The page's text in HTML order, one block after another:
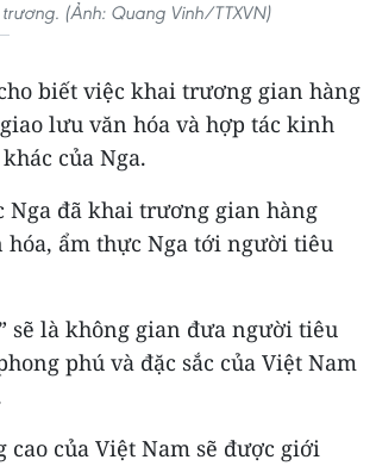
(Ảnh: Quang Vinh/TTXVN)
biết việc khai trương gian hàng
lưu văn hóa và hợp tác kinh
của Nga.
Nga đã khai trương gian hàng
hóa, ẩm thực Nga tới người tiêu
sẽ là không gian đưa người tiêu
phú và đặc sắc của Việt Nam
của Việt Nam sẽ được giới